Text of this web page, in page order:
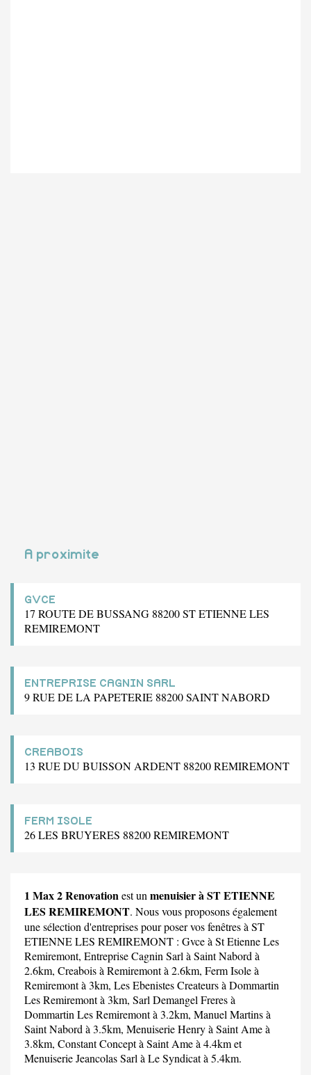
A proximite
GVCE
17 ROUTE DE BUSSANG 88200 ST ETIENNE LES
REMIREMONT
ENTREPRISE CAGNIN SARL
9 RUE DE LA PAPETERIE 88200 SAINT NABORD
CREABOIS
13 RUE DU BUISSON ARDENT 88200 REMIREMONT
FERM ISOLE
26 LES BRUYERES 88200 REMIREMONT
1 Max 2 Renovationest un menuisier à ST ETIENNE
LES REMIREMONT. Nous vous proposons également
une sélection d'entreprises pour poser vos fenêtres à ST
ETIENNE LES REMIREMONT : Gvceà St Etienne Les
Remiremont, Entreprise Cagnin Sarl à Saint Nabord à
2.6km, Creaboisà Remiremont à 2.6km, Ferm Isoleà
Remiremont à 3km, Les Ebenistes Createursà Dommartin
Les Remiremont à 3km, Sarl Demangel Freresà
Dommartin Les Remiremont à 3.2km, Manuel Martinsà
Saint Nabord à 3.5km, Menuiserie Henryà Saint Ame à
3.8km, Constant Conceptà Saint Ame à 4.4km et
Menuiserie Jeancolas Sarl à Le Syndicat à 5.4km.